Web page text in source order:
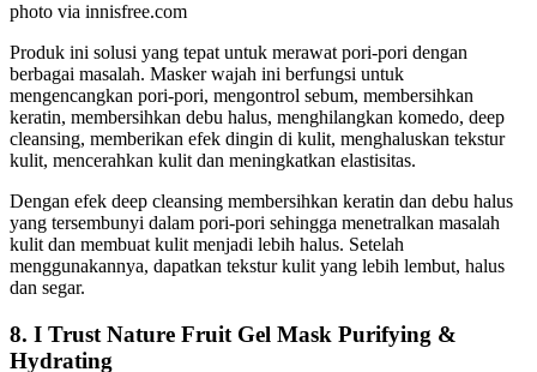
photo via innisfree.com
Produk ini solusi yang tepat untuk merawat pori-pori dengan
berbagai masalah. Masker wajah ini berfungsi untuk
mengencangkan pori-pori, mengontrol sebum, membersihkan
keratin, membersihkan debu halus, menghilangkan komedo, deep
cleansing, memberikan efek dingin di kulit, menghaluskan tekstur
kulit, mencerahkan kulit dan meningkatkan elastisitas.
Dengan efek deep cleansing membersihkan keratin dan debu halus
yang tersembunyi dalam pori-pori sehingga menetralkan masalah
kulit dan membuat kulit menjadi lebih halus. Setelah
menggunakannya, dapatkan tekstur kulit yang lebih lembut, halus
dan segar.
8. I Trust Nature Fruit Gel Mask Purifying &
Hydrating